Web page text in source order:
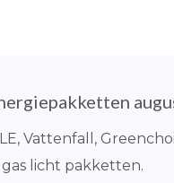
Vattenfall,
licht pakketten.